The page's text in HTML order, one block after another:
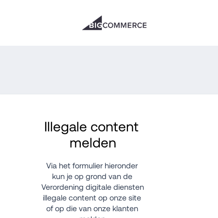
Illegale content
melden
Via het formulier hieronder
kun je op grond van de
Verordening digitale diensten
illegale content op onze site
of op die van onze klanten